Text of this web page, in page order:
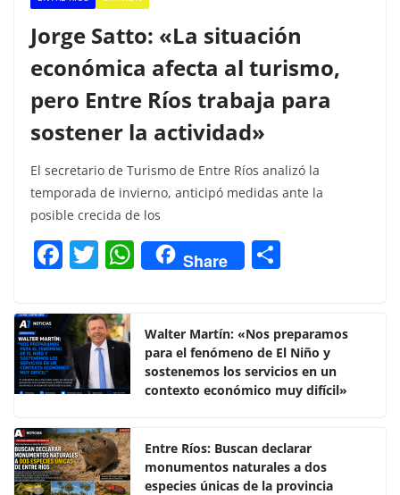
Jorge Satto: «La situación
económica afecta al turismo,
pero Entre Ríos trabaja para
sostener la actividad»
El secretario de Turismo de Entre Ríos analizó la
temporada de invierno, anticipó medidas ante la
posible crecida de los
F
c
e
b
o
o
k
T
itt
er
W
h
s
A
p
Share
p
ar
tir
Walter Martín: «Nos preparamos
para el fenómeno de El Niño y
sostenemos los servicios en un
contexto económico muy difícil»
Entre Ríos: Buscan declarar
monumentos naturales a dos
especies únicas de la provincia